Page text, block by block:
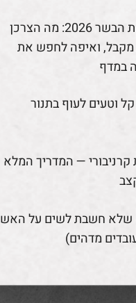
רפורמת הבשר 2026: מה הצרכן
ואיפה לחפש את
במדף
וטעים לעוף בתנור
קרניבורי — המדריך המלא
שלא חשבת לשים על האש
מדהים)